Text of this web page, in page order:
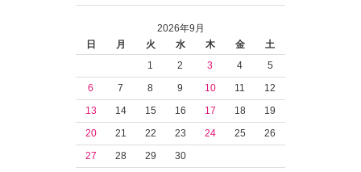
2026年9月
日
月 火 水 木 金
土
1
2 3 4
5
6
7 8 9 10 11
12
13
14 15 16 17 18
19
20
21 22 23 24 25
26
27
28 29 30